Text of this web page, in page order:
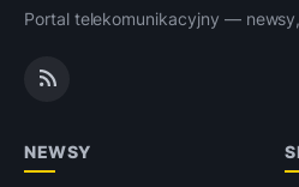
Portal telekomunikacyjny —
NEWSY